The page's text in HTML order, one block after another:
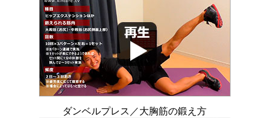
ダンベルプレス／大胸筋の鍛え方